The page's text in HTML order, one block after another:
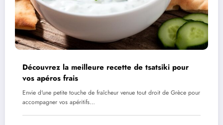
Découvrez la meilleure recette de tsatsiki pour
vos apéros frais
Envie d'une petite touche de fraîcheur venue tout droit de Grèce pour
accompagner vos apéritifs…